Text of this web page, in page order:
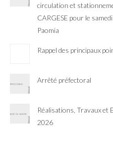
circulation et
CARGESE pour le
Paomia
Rappel des principaux
Arrêté préfectoral
Réalisations, Travaux et
2026